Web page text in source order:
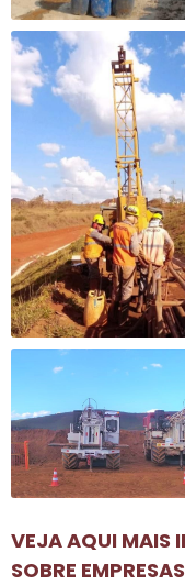
VEJA AQUI MAIS
SOBRE